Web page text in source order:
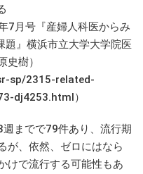
7月号『産婦人科医からみ
』横浜市立大学大学院医
樹）
sp/2315-related-
dj4253.html）
までで79件あり、流行期
が、依然、ゼロにはなら
けで流行する可能性もあ